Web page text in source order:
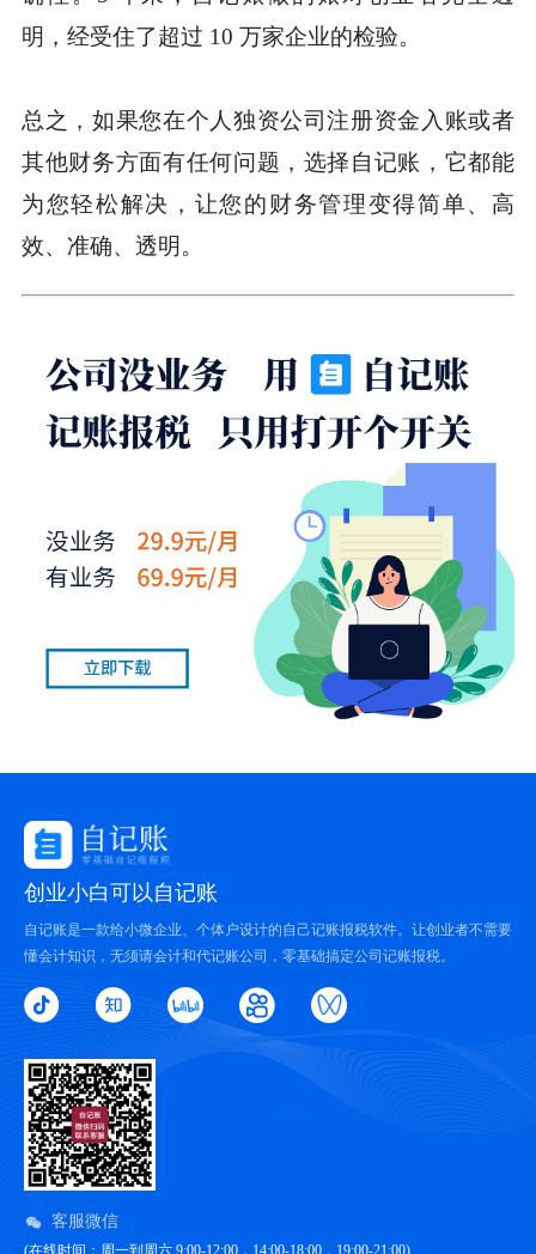
明，经受住了超过 10 万家企业的检验。
总之，如果您在个人独资公司注册资金入账或者
其他财务方面有任何问题，选择自记账，它都能
为您轻松解决，让您的财务管理变得简单、高
效、准确、透明。
创业小白可以自记账
自记账是一款给小微企业、个体户设计的自己记账报税软件。让创业者不需要
懂会计知识，无须请会计和代记账公司，零基础搞定公司记账报税。
客服微信